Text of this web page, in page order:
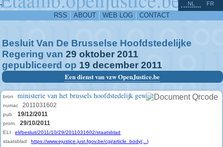
-
RSS ABOUT WEB LOG CONTACT
NL FR
Besluit Van De Brusselse Hoofdstedelijke
Regering van 29 oktober 2011
gepubliceerd op 19 december 2011
Een dienst van vzw OpenJustice.be
bron ministerie van het brussels hoofdstedelijk gewest
numac 2011031602
pub. 19/12/2011
prom. 29/10/2011
ELI
eli/besluit/2011/10/29/2011031602/staatsblad
staatsblad
https://www.ejustice.just.fgov.be/cgi/article_body(...)
^